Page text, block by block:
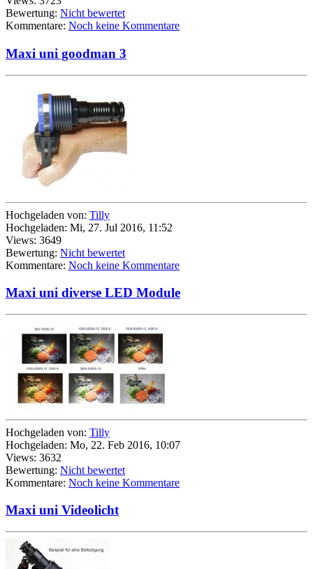
Bewertung: Nicht bewertet
Kommentare: Noch keine Kommentare
Maxi uni goodman 3
Hochgeladen von: Tilly
Hochgeladen: Mi, 27. Jul 2016, 11:52
Views: 3649
Bewertung: Nicht bewertet
Kommentare: Noch keine Kommentare
Maxi uni diverse LED Module
Hochgeladen von: Tilly
Hochgeladen: Mo, 22. Feb 2016, 10:07
Views: 3632
Bewertung: Nicht bewertet
Kommentare: Noch keine Kommentare
Maxi uni Videolicht